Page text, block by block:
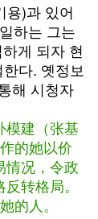
용)과 있어
하는 그는
게 되자 현
다. 옛정보
해 시청자
模建（张基
的她以价
情况，令政
转格局。
的人。